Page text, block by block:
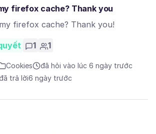
firefox cache? Thank you
firefox cache? Thank you!
1 1
Cookies
đã hỏi vào lúc 6 ngày trước
trả lời6 ngày trước